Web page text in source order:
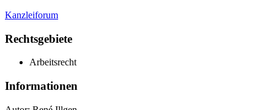
Kanzleiforum
Rechtsgebiete
Arbeitsrecht
Informationen